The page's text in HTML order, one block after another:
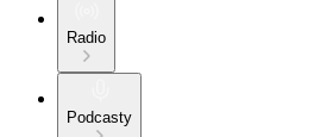
Radio
Podcasty